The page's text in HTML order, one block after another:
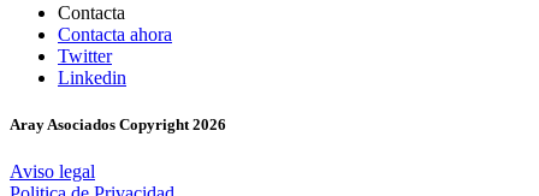
Contacta
Contacta ahora
Twitter
Linkedin
Aray Asociados Copyright 2026
Aviso legal